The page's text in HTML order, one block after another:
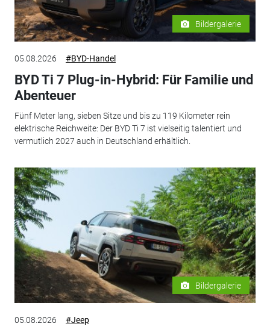
Bildergalerie
05.08.2026 #BYD-Handel
BYD Ti 7 Plug-in-Hybrid: Für Familie und
Abenteuer
Fünf Meter lang, sieben Sitze und bis zu 119 Kilometer rein
elektrische Reichweite: Der BYD Ti 7 ist vielseitig talentiert und
vermutlich 2027 auch in Deutschland erhältlich.
Bildergalerie
05.08.2026 #Jeep